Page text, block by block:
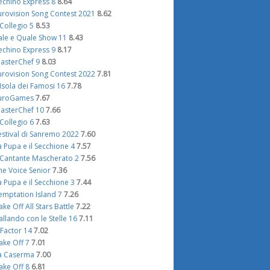
Song Contest 2021 8.62
5 8.53
e Quale Show 11 8.43
Express 9 8.17
9 8.03
Song Contest 2022 7.81
dei Famosi 16 7.78
7.67
10 7.66
6 7.63
di Sanremo 2022 7.60
Pupa e il Secchione 47.57
Mascherato 2 7.56
Voice Senior 7.36
Pupa e il Secchione 3 7.44
Island 7 7.26
Off All Stars Battle 7.22
con le Stelle 16 7.11
147.02
Off 7 7.01
Caserma 7.00
Off 8 6.81